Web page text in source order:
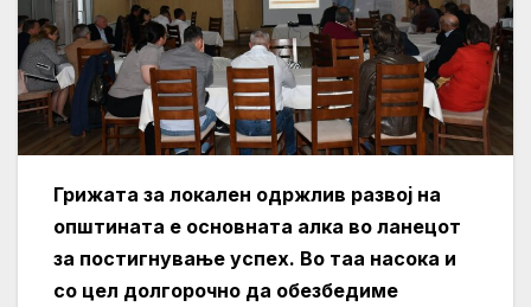
Грижата за локален одржлив развој на
општината е основната алка во ланецот
за постигнување успех. Во таа насока и
со цел долгорочно да обезбедиме